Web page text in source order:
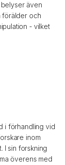
även
förälder och
- vilket
i förhandling vid
inom
I sin forskning
överens med